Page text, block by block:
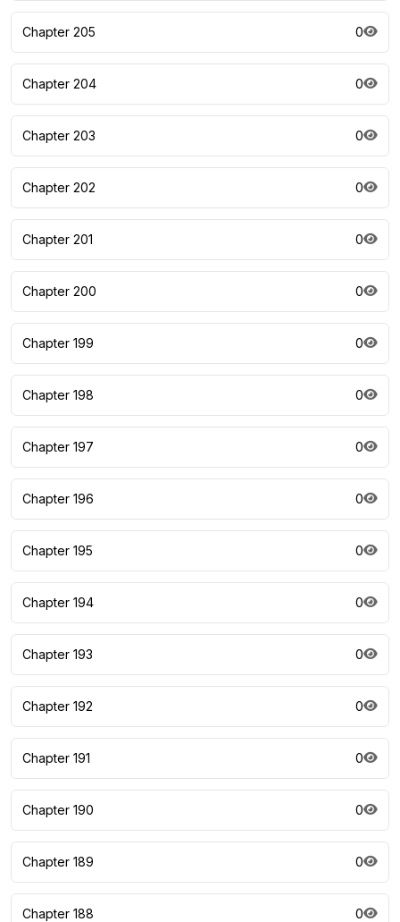
Chapter 205 0
Chapter 204 0
Chapter 203 0
Chapter 202 0
Chapter 201 0
Chapter 200 0
Chapter 199 0
Chapter 198 0
Chapter 197 0
Chapter 196 0
Chapter 195 0
Chapter 194 0
Chapter 193 0
Chapter 192 0
Chapter 191 0
Chapter 190 0
Chapter 189 0
Chapter 188 0